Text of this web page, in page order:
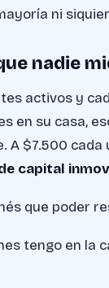
ni
nadie
activos y
en su casa,
A $7.500 cada
de capital
que poder
tengo en la